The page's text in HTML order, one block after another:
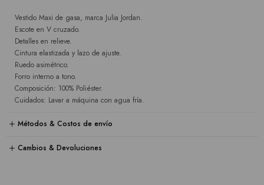
Vestido Maxi de gasa, marca Julia Jordan.
Escote en V cruzado.
Detalles en relieve.
Cintura elastizada y lazo de ajuste.
Ruedo asimétrico.
Forro interno a tono.
Composición: 100% Poliéster.
Cuidados: Lavar a máquina con agua fría.
Métodos & Costos de envío
Cambios & Devoluciones